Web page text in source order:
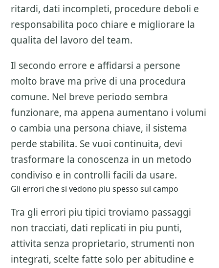
ritardi, dati incompleti, procedure deboli e
responsabilita poco chiare e migliorare la
qualita del lavoro del team.
Il secondo errore e affidarsi a persone
molto brave ma prive di una procedura
comune. Nel breve periodo sembra
funzionare, ma appena aumentano i volumi
o cambia una persona chiave, il sistema
perde stabilita. Se vuoi continuita, devi
trasformare la conoscenza in un metodo
condiviso e in controlli facili da usare.
Gli errori che si vedono piu spesso sul campo
Tra gli errori piu tipici troviamo passaggi
non tracciati, dati replicati in piu punti,
attivita senza proprietario, strumenti non
integrati, scelte fatte solo per abitudine e